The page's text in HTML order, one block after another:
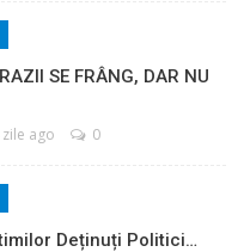
SE FRÂNG, DAR NU
zile ago 0
Deținuți Politici…